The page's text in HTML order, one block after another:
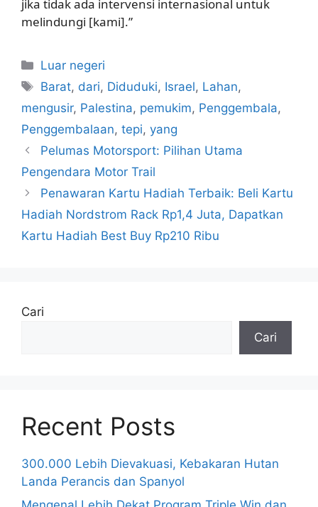
jika tidak ada intervensi internasional untuk
melindungi [kami].”
Kategori
Luar negeri
Tag
Barat, dari, Diduduki, Israel, Lahan,
mengusir, Palestina, pemukim, Penggembala,
Penggembalaan, tepi, yang
Pelumas Motorsport: Pilihan Utama
Pengendara Motor Trail
Penawaran Kartu Hadiah Terbaik: Beli Kartu
Hadiah Nordstrom Rack Rp1,4 Juta, Dapatkan
Kartu Hadiah Best Buy Rp210 Ribu
Cari
Cari
Recent Posts
300.000 Lebih Dievakuasi, Kebakaran Hutan
Landa Perancis dan Spanyol